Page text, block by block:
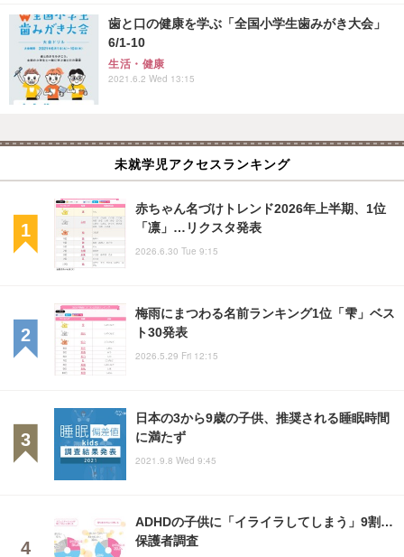
歯と口の健康を学ぶ「全国小学生歯みがき大会」
6/1-10
生活・健康
2021.6.2 Wed 13:15
未就学児アクセスランキング
赤ちゃん名づけトレンド2026年上半期、1位
「凛」…リクスタ発表
2026.6.30 Tue 9:15
梅雨にまつわる名前ランキング1位「雫」ベス
ト30発表
2026.5.29 Fri 12:15
日本の3から9歳の子供、推奨される睡眠時間
に満たず
2021.9.8 Wed 9:45
ADHDの子供に「イライラしてしまう」9割…
保護者調査